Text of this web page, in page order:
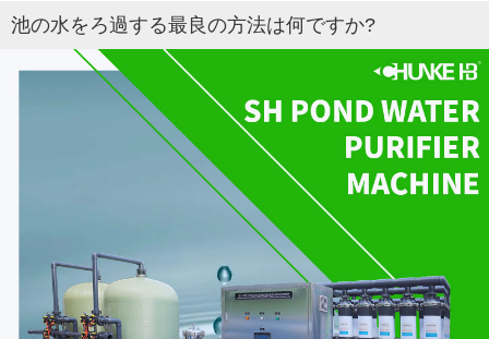
池の水をろ過する最良の方法は何ですか?